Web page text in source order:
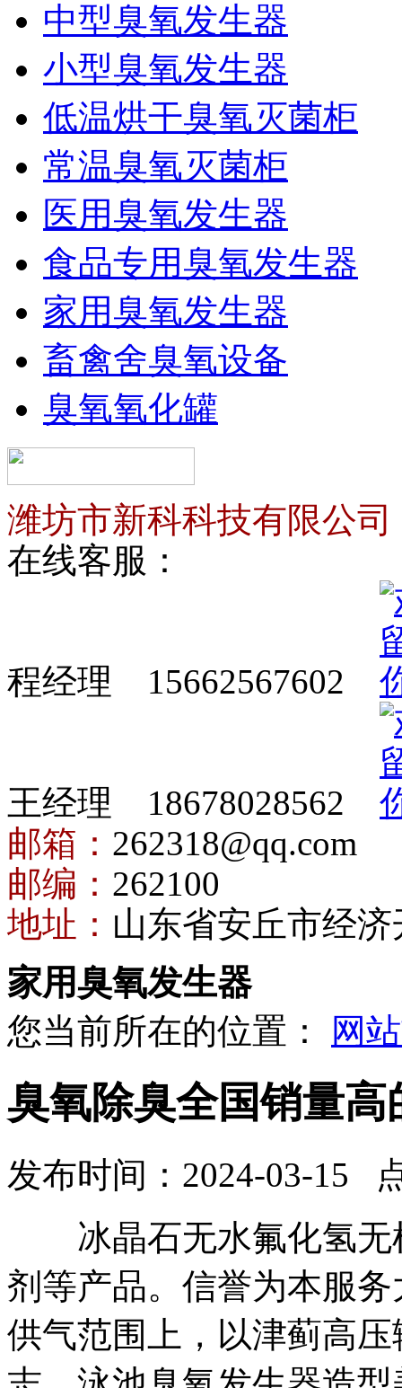
中型臭氧发生器
小型臭氧发生器
低温烘干臭氧灭菌柜
常温臭氧灭菌柜
医用臭氧发生器
食品专用臭氧发生器
家用臭氧发生器
畜禽舍臭氧设备
臭氧氧化罐
潍坊市新科科技有限公司
在线客服：
程经理 15662567602
王经理 18678028562
邮箱： 262318@qq.com
邮编： 262100
地址： 山东省安丘市经
家用臭氧发生器
您当前所在的位置：
网
臭氧除臭全国销量高
发布时间：2024-03-15
冰晶石无水氟化氢无
剂等产品。信誉为本服
供气范围上，以津蓟高